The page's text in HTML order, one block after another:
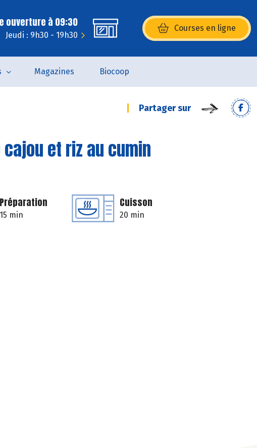
ouverture à 09:30
Jeudi : 9h30 - 19h30
Courses en ligne
(s’ouvre dans une nouvelle
Magazines Biocoop
Partager sur
et riz au cumin
Préparation
15 min
Cuisson
20 min